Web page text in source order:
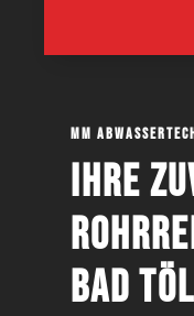
MM
Ihre
Bad